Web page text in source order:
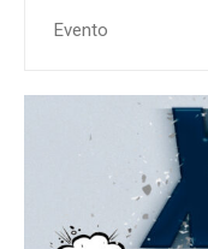
Evento